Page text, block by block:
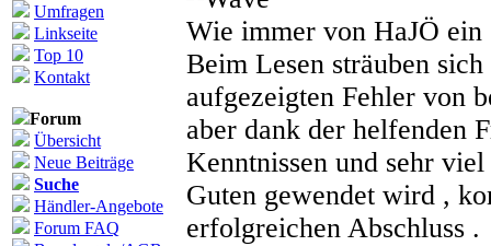
Umfragen
Linkseite
Top 10
Kontakt
Forum
Übersicht
Neue Beiträge
Suche
Händler-Angebote
Forum FAQ
Wie immer von HaJÖ
Beim Lesen sträuben
aufgezeigten Fehler von
aber dank der helfenden
Kenntnissen und sehr
Guten gewendet wird ,
erfolgreichen Abschluss .